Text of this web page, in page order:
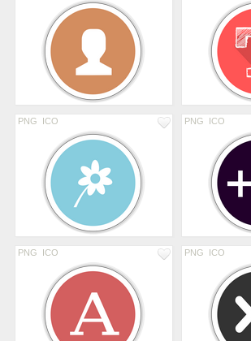
PNG ICO PNG ICO
PNG ICO PNG ICO